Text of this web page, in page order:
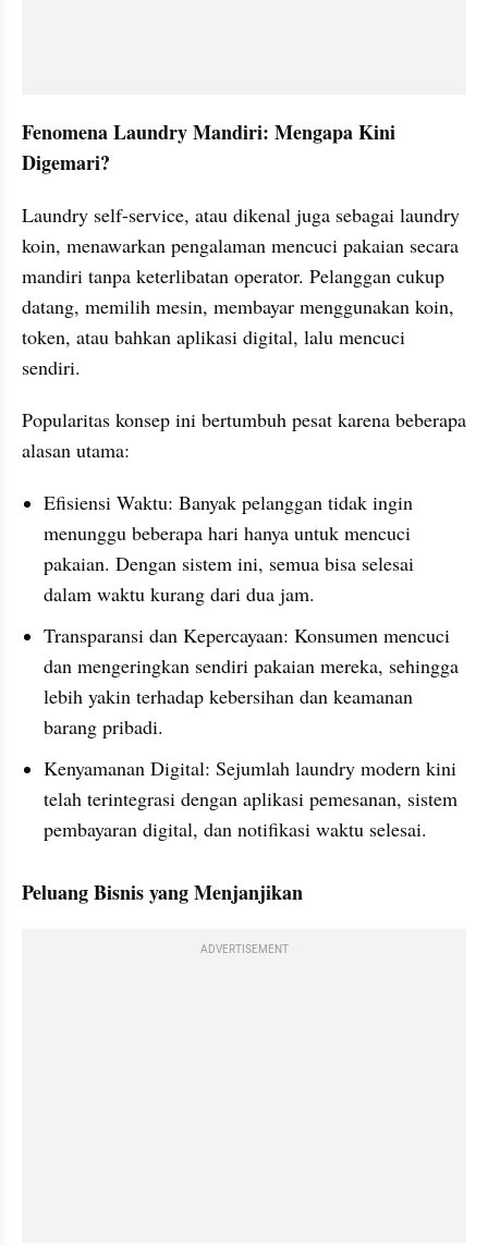
Fenomena Laundry Mandiri: Mengapa Kini
Digemari?
Laundry self-service, atau dikenal juga sebagai laundry
koin, menawarkan pengalaman mencuci pakaian secara
mandiri tanpa keterlibatan operator. Pelanggan cukup
datang, memilih mesin, membayar menggunakan koin,
token, atau bahkan aplikasi digital, lalu mencuci
sendiri.
Popularitas konsep ini bertumbuh pesat karena beberapa
alasan utama:
Efisiensi Waktu: Banyak pelanggan tidak ingin
menunggu beberapa hari hanya untuk mencuci
pakaian. Dengan sistem ini, semua bisa selesai
dalam waktu kurang dari dua jam.
Transparansi dan Kepercayaan: Konsumen mencuci
dan mengeringkan sendiri pakaian mereka, sehingga
lebih yakin terhadap kebersihan dan keamanan
barang pribadi.
Kenyamanan Digital: Sejumlah laundry modern kini
telah terintegrasi dengan aplikasi pemesanan, sistem
pembayaran digital, dan notifikasi waktu selesai.
Peluang Bisnis yang Menjanjikan
ADVERTISEMENT